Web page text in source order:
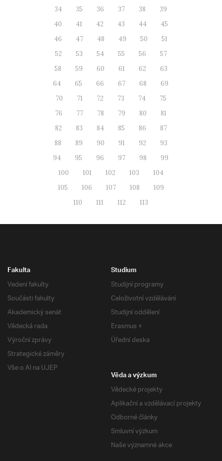
34
35 36 37 38
39
40
41 42 43 44
45
46
47 48 49 50
51
52
53 54 55 56
57
58
59 60 61 62
63
64
65 66 67 68
69
70
71 72 73 74
75
76
77 78 79 80
81
82
83 84 85 86
87
88
89 90 91 92
93
94
95 96 97 98
99
100
101 102 103
104
105
106 107 108
109
110
111 112 113
Fakulta
Vedení fakulty
Součásti fakulty
Akademický senát
Vědecká rada
Výroční zprávy
Strategické záměry
Vše o AI na UJEP
Studium
Studijní programy
Celoživotní vzdělávání
Studijní oddělení
Erasmus +
Úřední deska
Věda a výzkum
Vědecké projekty
Aplikační a vzdělávací projekty
Odborné články
Smluvní výzkum
Naše významné akce